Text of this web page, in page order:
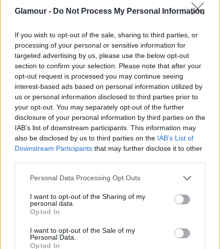
Glamour - Do Not Process My Personal Information
If you wish to opt-out of the sale, sharing to third parties, or
processing of your personal or sensitive information for
targeted advertising by us, please use the below opt-out
section to confirm your selection. Please note that after your
opt-out request is processed you may continue seeing
interest-based ads based on personal information utilized by
us or personal information disclosed to third parties prior to
your opt-out. You may separately opt-out of the further
disclosure of your personal information by third parties on the
IAB’s list of downstream participants. This information may
also be disclosed by us to third parties on the IAB’s List of
Downstream Participants that may further disclose it to other
Please note that this website/app uses one or more Google
not limited to your visit or usage behaviour. You may click to
grant or deny consent to Google and its third-party tags to
use your data for below specified purposes in below Google
consent section.
Personal Data Processing Opt Outs
I want to opt-out of the Sharing of my
personal data.
Opted In
I want to opt-out of the Sale of my
Personal Data.
Opted In
Egyszerűen nem tudunk betelni ezzel a monokróm